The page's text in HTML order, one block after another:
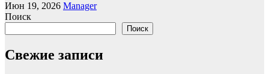
Июн 19, 2026 Manager
Поиск
Поиск
Свежие записи